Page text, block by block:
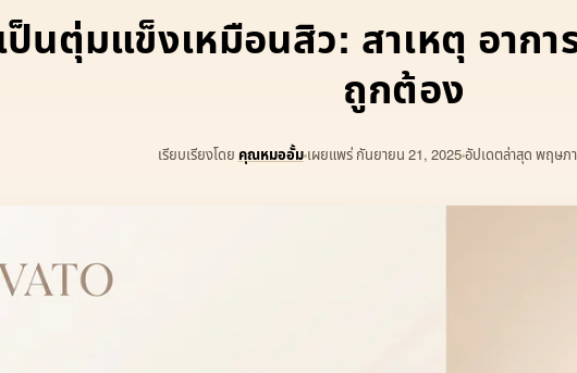
ป็นตุ่มแข็งเหมือนสิว: สาเหตุ อากา
ถูกต้อง
เรียบเรียงโดยคุณหมออั้มเผยแพร่ กันยายน 21, 2025อัปเดตล่าสุด พฤษภ